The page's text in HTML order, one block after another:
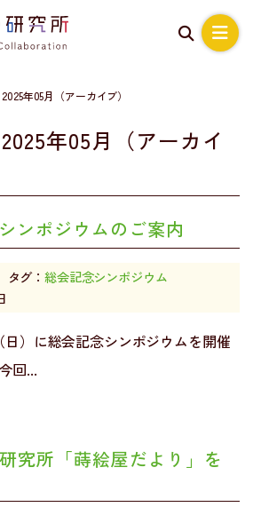
2025年05月（アーカイブ）
年05月（アーカイ
ンポジウムのご案内
タグ：総会記念シンポジウム
日）に総会記念シンポジウムを開催
回...
究所「蒔絵屋だより」を